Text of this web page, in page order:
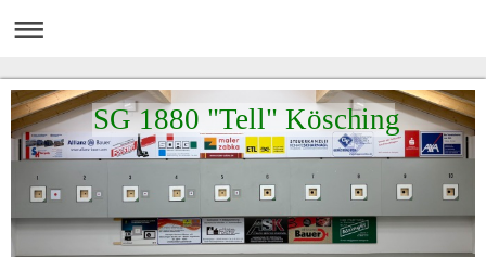
SG 1880 "Tell" Kösching